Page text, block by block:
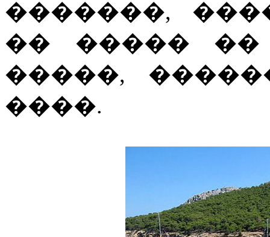
�������,
�� ����� ��
�����,
����.